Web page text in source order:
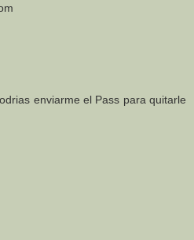
enviarme el Pass para quitarle